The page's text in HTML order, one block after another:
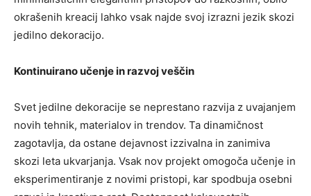
okrašenih kreacij lahko vsak najde svoj izrazni jezik skozi
jedilno dekoracijo.
Kontinuirano učenje in razvoj veščin
Svet jedilne dekoracije se neprestano razvija z uvajanjem
novih tehnik, materialov in trendov. Ta dinamičnost
zagotavlja, da ostane dejavnost izzivalna in zanimiva
skozi leta ukvarjanja. Vsak nov projekt omogoča učenje in
eksperimentiranje z novimi pristopi, kar spodbuja osebni